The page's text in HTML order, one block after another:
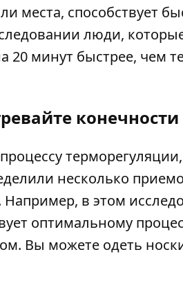
места, способствует
люди,
20 минут быстрее, чем
конечности
несколько
в этом
оптимальному
Вы можете одеть